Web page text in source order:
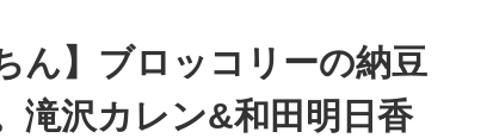
ん】ブロッコリーの納豆
滝沢カレン&和田明日香